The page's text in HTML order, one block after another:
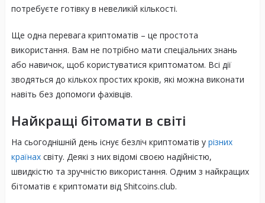
потребуєте готівку в невеликій кількості.
Ще одна перевага криптоматів – це простота
використання. Вам не потрібно мати спеціальних знань
або навичок, щоб користуватися криптоматом. Всі дії
зводяться до кількох простих кроків, які можна виконати
навіть без допомоги фахівців.
Найкращі бітомати в світі
На сьогоднішній день існує безліч криптоматів у різних
країнахсвіту. Деякі з них відомі своєю надійністю,
швидкістю та зручністю використання. Одним з найкращих
бітоматів є криптомати від Shitcoins.club.